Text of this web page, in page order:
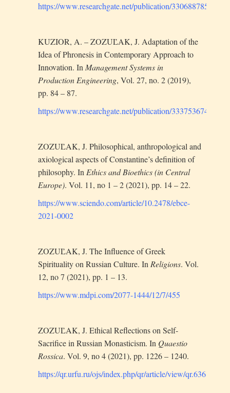
https://www.researchgate.net/publication/
KUZIOR, A. – ZOZUĽAK, J. Adaptation of the
Idea of Phronesis in Contemporary Approach to
Innovation. InManagement Systems in
Production Engineering, Vol. 27, no. 2 (2019),
pp. 84 – 87.
https://www.researchgate.net/publication/
ZOZUĽAK, J. Philosophical, anthropological and
axiological aspects of Constantine’s definition of
philosophy. InEthics and Bioethics (in Central
Europe). Vol. 11, no 1 – 2 (2021), pp. 14 – 22.
https://www.sciendo.com/article/10.2478/ebce-
2021-0002
ZOZUĽAK, J. The Influence of Greek
Spirituality on Russian Culture. InReligions. Vol.
12, no 7 (2021), pp. 1 – 13.
https://www.mdpi.com/2077-1444/12/7/455
ZOZUĽAK, J. Ethical Reflections on Self-
Sacrifice in Russian Monasticism. In Quaestio
Rossica. Vol. 9, no 4 (2021), pp. 1226 – 1240.
https://qr.urfu.ru/ojs/index.php/qr/article/view/qr.636